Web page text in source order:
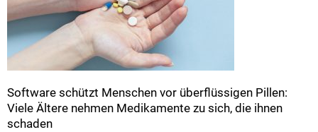
Software schützt Menschen vor überflüssigen Pillen:
Viele Ältere nehmen Medikamente zu sich, die ihnen
schaden